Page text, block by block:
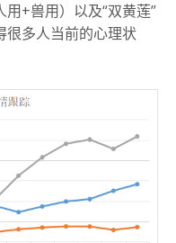
+兽用）以及“双黄莲”
很多人当前的心理状